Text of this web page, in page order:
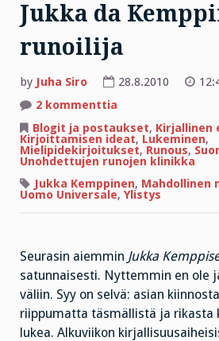
Jukka da
runoilija
by Juha Siro 28.8.2010
2 kommenttia
da
Kemppinen,
runoilija
Blogit ja postaukset, Kirjallinen
Kirjoittamisen ideat, Lukeminen,
Mielipidekirjoitukset, Runous,
Unohdettujen runojen klinikka
Jukka Kemppinen, Mahdollinen
Uomo Universale, Ylistys
Seurasin aiemmin Jukka
satunnaisesti. Nyttemmin en ole
väliin. Syy on selvä: asian
riippumatta täsmällistä ja rikasta
lukea. Alkuviikon